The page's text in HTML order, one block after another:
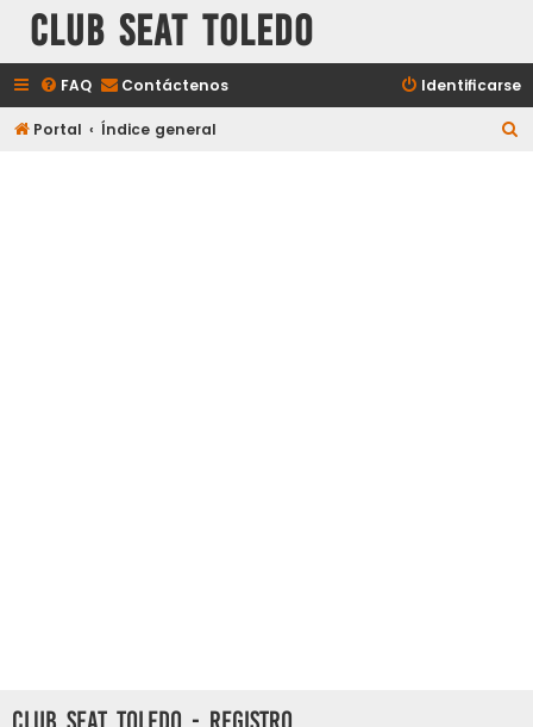
Club Seat Toledo
FAQ Contáctenos Identificarse
Portal Índice general